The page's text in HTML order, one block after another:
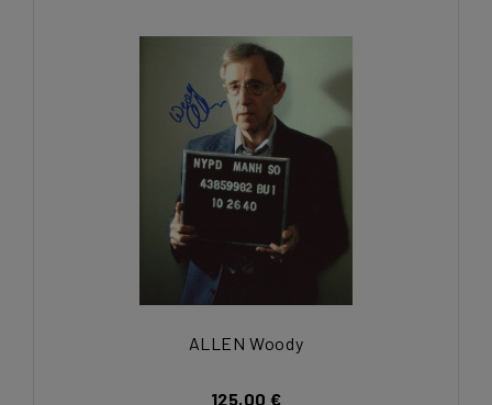
ALLEN Woody
125,00 €